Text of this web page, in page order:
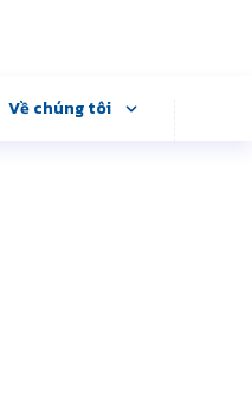
Về chúng tôi